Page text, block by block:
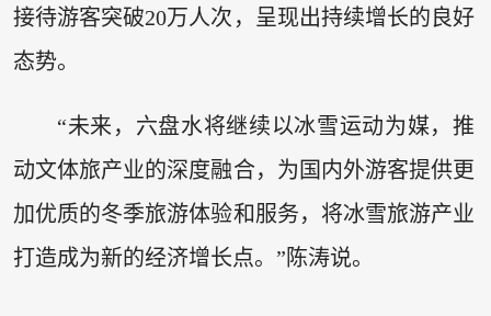
接待游客突破20万人次，呈现出持续增长的良好
态势。
“未来，六盘水将继续以冰雪运动为媒，推
动文体旅产业的深度融合，为国内外游客提供更
加优质的冬季旅游体验和服务，将冰雪旅游产业
打造成为新的经济增长点。”陈涛说。